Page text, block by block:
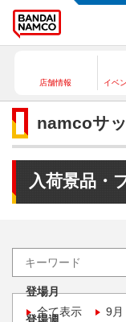
店舗情報 イベ
namcoサ
入荷景品・
登場月
全て表示
9月